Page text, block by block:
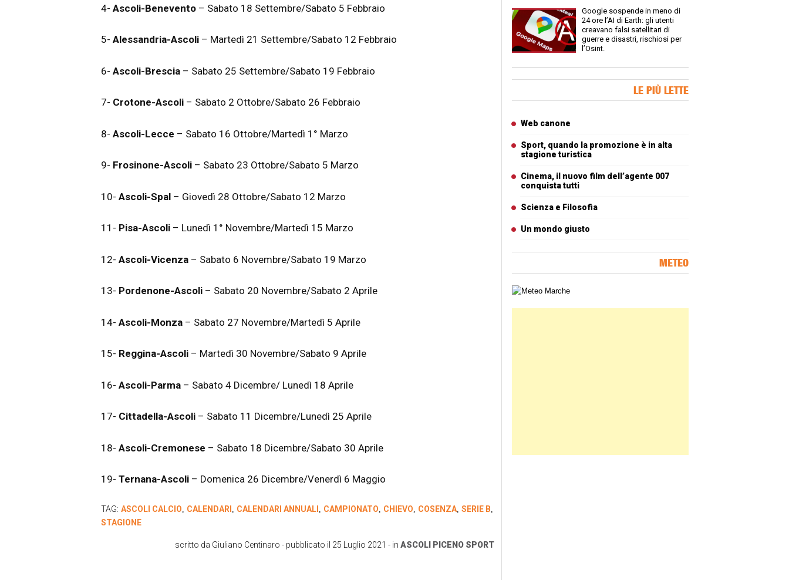
4- Ascoli-Benevento – Sabato 18 Settembre/Sabato 5 Febbraio
5- Alessandria-Ascoli– Martedì 21 Settembre/Sabato 12 Febbraio
6- Ascoli-Brescia– Sabato 25 Settembre/Sabato 19 Febbraio
7- Crotone-Ascoli– Sabato 2 Ottobre/Sabato 26 Febbraio
8- Ascoli-Lecce – Sabato 16 Ottobre/Martedì 1° Marzo
9- Frosinone-Ascoli – Sabato 23 Ottobre/Sabato 5 Marzo
10- Ascoli-Spal– Giovedì 28 Ottobre/Sabato 12 Marzo
11- Pisa-Ascoli – Lunedì 1° Novembre/Martedì 15 Marzo
12- Ascoli-Vicenza– Sabato 6 Novembre/Sabato 19 Marzo
13- Pordenone-Ascoli– Sabato 20 Novembre/Sabato 2 Aprile
14- Ascoli-Monza– Sabato 27 Novembre/Martedì 5 Aprile
15- Reggina-Ascoli – Martedì 30 Novembre/Sabato 9 Aprile
16- Ascoli-Parma – Sabato 4 Dicembre/ Lunedì 18 Aprile
17- Cittadella-Ascoli – Sabato 11 Dicembre/Lunedì 25 Aprile
18- Ascoli-Cremonese – Sabato 18 Dicembre/Sabato 30 Aprile
19- Ternana-Ascoli – Domenica 26 Dicembre/Venerdì 6 Maggio
TAG: ASCOLI CALCIO CALENDARI CALENDARI ANNUALI CAMPIONATO CHIEVO COSENZA, SERIE B
STAGIONE
scritto da Giuliano Centinaro - pubblicato il 25 Luglio 2021 - in ASCOLI PICENO SPORT
Google sospende in meno di
24 ore l’AI di Earth: gli utenti
creavano falsi satellitari di
guerre e disastri, rischiosi per
l’Osint.
LE PIÙ LETTE
Web canone
Sport, quando la promozione è in alta
stagione turistica
Cinema, il nuovo film dell’agente 007
conquista tutti
Scienza e Filosofia
Un mondo giusto
METEO
Carta meteorologica delle Marche